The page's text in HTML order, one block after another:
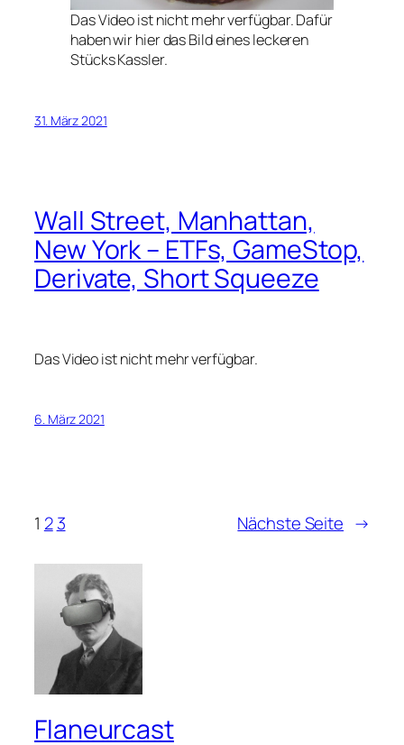
Das Video ist nicht mehr verfügbar. Dafür
haben wir hier das Bild eines leckeren
Stücks Kassler.
31. März 2021
Wall Street, Manhattan,
New York – ETFs, GameStop,
Derivate, Short Squeeze
Das Video ist nicht mehr verfügbar.
6. März 2021
1 2 3 Nächste Seite →
Flaneurcast